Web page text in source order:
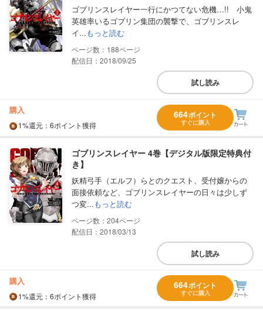
ゴブリンスレイヤー一行にかつてない危機…!! 小鬼
英雄率いるゴブリン集団の襲撃で、ゴブリンスレ
イ...もっと読む
188
配信日：2018/09/25
試し読み
購入
1%還元 ：6ポイント獲得
664ポイント
すぐに購入
ゴブリンスレイヤー 4巻【デジタル版限定特典付
き】
妖精弓手（エルフ）らとのクエスト、受付嬢からの
面接依頼など、ゴブリンスレイヤーの日々は少しず
つ変...もっと読む
204
配信日：2018/03/13
試し読み
購入
1%還元 ：6ポイント獲得
664ポイント
すぐに購入